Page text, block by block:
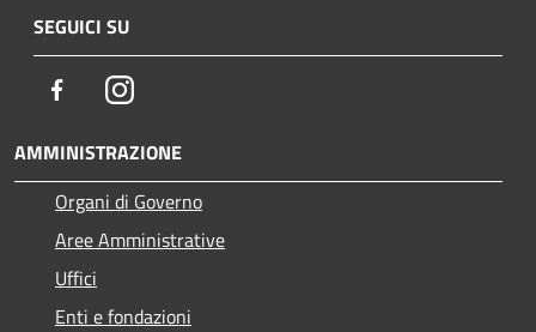
SEGUICI SU
FacebookInstagram
AMMINISTRAZIONE
Organi di Governo
Aree Amministrative
Uffici
Enti e fondazioni